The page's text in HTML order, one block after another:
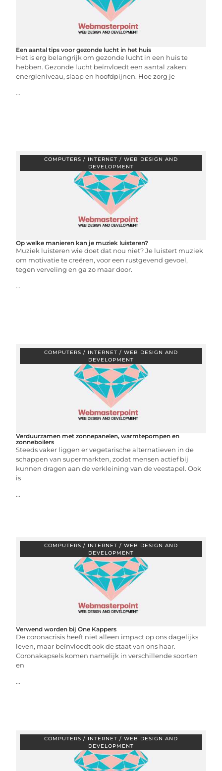
Een aantal tips voor gezonde lucht in het huis
Het is erg belangrijk om gezonde lucht in een huis te
hebben. Gezonde lucht beïnvloedt een aantal zaken:
energieniveau, slaap en hoofdpijnen. Hoe zorg je
...
COMPUTERS / INTERNET / WEB DESIGN AND
DEVELOPMENT
Op welke manieren kan je muziek luisteren?
Muziek luisteren wie doet dat nou niet? Je luistert muziek
om motivatie te creëren, voor een rustgevend gevoel,
tegen verveling en ga zo maar door.
...
COMPUTERS / INTERNET / WEB DESIGN AND
DEVELOPMENT
Verduurzamen met zonnepanelen, warmtepompen en
zonneboilers
Steeds vaker liggen er vegetarische alternatieven in de
schappen van supermarkten, zodat mensen actief bij
kunnen dragen aan de verkleining van de veestapel. Ook
is
...
COMPUTERS / INTERNET / WEB DESIGN AND
DEVELOPMENT
Verwend worden bij One Kappers
De coronacrisis heeft niet alleen impact op ons dagelijks
leven, maar beïnvloedt ook de staat van ons haar.
Coronakapsels komen namelijk in verschillende soorten
en
...
COMPUTERS / INTERNET / WEB DESIGN AND
DEVELOPMENT